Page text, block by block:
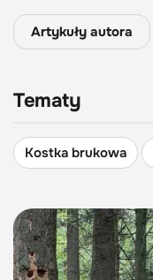
Artykuły autora
Tematy
Kostka brukowa